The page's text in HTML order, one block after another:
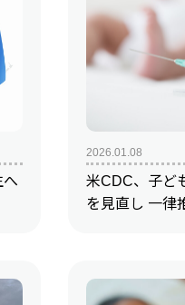
Re:地方からの
医師と先進医
へ
2026.01.08
米CDC、子ど
を見直し 一律